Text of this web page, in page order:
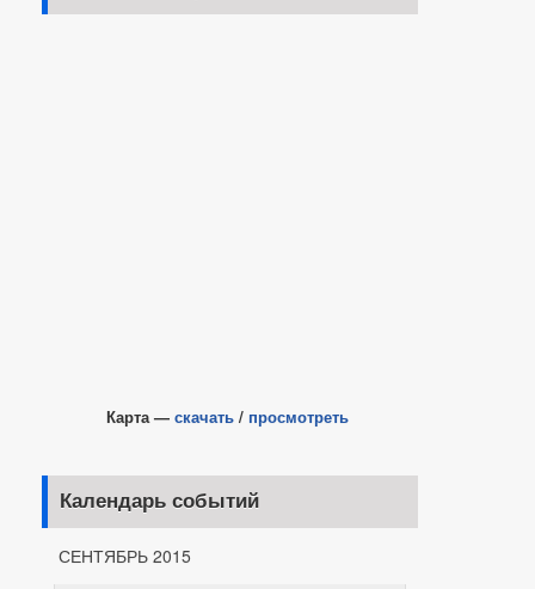
Карта — скачать / просмотреть
Календарь событий
СЕНТЯБРЬ 2015